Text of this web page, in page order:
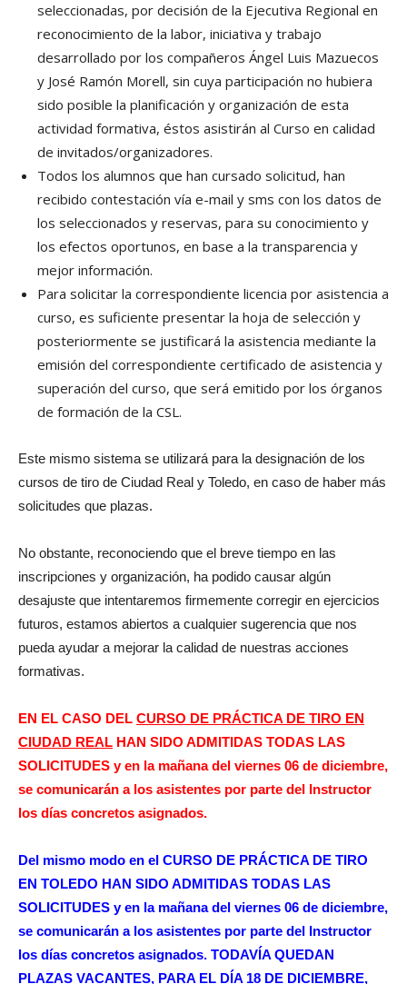
seleccionadas, por decisión de la Ejecutiva Regional en
reconocimiento de la labor, iniciativa y trabajo
desarrollado por los compañeros Ángel Luis Mazuecos
y José Ramón Morell, sin cuya participación no hubiera
sido posible la planificación y organización de esta
actividad formativa, éstos asistirán al Curso en calidad
de invitados/organizadores.
Todos los alumnos que han cursado solicitud, han
recibido contestación vía e-mail y sms con los datos de
los seleccionados y reservas, para su conocimiento y
los efectos oportunos, en base a la transparencia y
mejor información.
Para solicitar la correspondiente licencia por asistencia a
curso, es suficiente presentar la hoja de selección y
posteriormente se justificará la asistencia mediante la
emisión del correspondiente certificado de asistencia y
superación del curso, que será emitido por los órganos
de formación de la CSL.
Este mismo sistema se utilizará para la designación de los
cursos de tiro de Ciudad Real y Toledo, en caso de haber más
solicitudes que plazas.
No obstante, reconociendo que el breve tiempo en las
inscripciones y organización, ha podido causar algún
desajuste que intentaremos firmemente corregir en ejercicios
futuros, estamos abiertos a cualquier sugerencia que nos
pueda ayudar a mejorar la calidad de nuestras acciones
formativas.
EN EL CASO DEL CURSO DE PRÁCTICA DE TIRO EN
CIUDAD REAL HAN SIDO ADMITIDAS TODAS LAS
SOLICITUDES y en la mañana del viernes 06 de diciembre,
se comunicarán a los asistentes por parte del Instructor
los días concretos asignados.
Del mismo modo en el CURSO DE PRÁCTICA DE TIRO
EN TOLEDO HAN SIDO ADMITIDAS TODAS LAS
SOLICITUDES y en la mañana del viernes 06 de diciembre,
se comunicarán a los asistentes por parte del Instructor
los días concretos asignados. TODAVÍA QUEDAN
PLAZAS VACANTES, PARA EL DÍA 18 DE DICIEMBRE,